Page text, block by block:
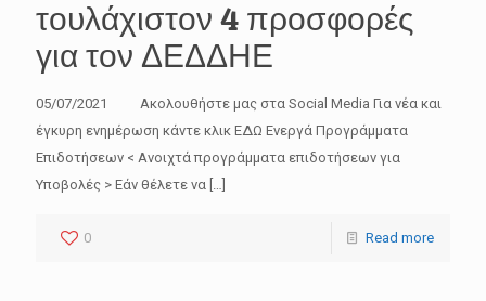
τουλάχιστον 4 προσφορές
για τον ΔΕΔΔΗΕ
05/07/2021 Ακολουθήστε μας στα Social Media Για νέα και
έγκυρη ενημέρωση κάντε κλικ ΕΔΩ Ενεργά Προγράμματα
Επιδοτήσεων < Ανοιχτά προγράμματα επιδοτήσεων για
Υποβολές > Εάν θέλετε να […]
0 Read more